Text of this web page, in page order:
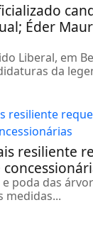
Éder
Liberal, em
da
resiliente
poda das
medidas...